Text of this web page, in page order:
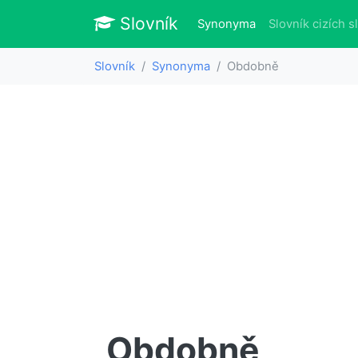
Slovník Slovník
Synonyma(aktuálně)
Slovník cizích
Slovník Synonyma Obdobně
Obdobně